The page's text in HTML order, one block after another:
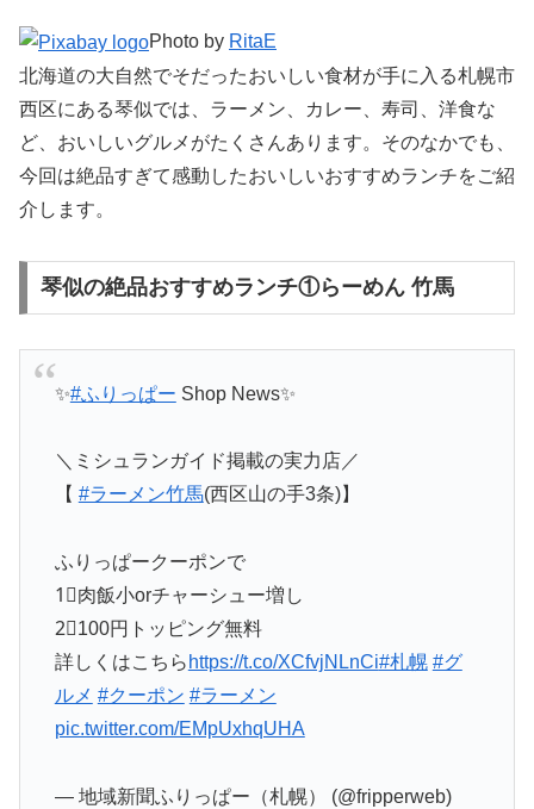
Photo by RitaE
北海道の大自然でそだったおいしい食材が手に入る札幌市
西区にある琴似では、ラーメン、カレー、寿司、洋食な
ど、おいしいグルメがたくさんあります。そのなかでも、
今回は絶品すぎて感動したおいしいおすすめランチをご紹
介します。
琴似の絶品おすすめランチ①らーめん 竹馬
✨#ふりっぱー Shop News✨
＼ミシュランガイド掲載の実力店／
【 #ラーメン竹馬(西区山の手3条)】
ふりっぱークーポンで
1⃣肉飯小orチャーシュー増し
2⃣100円トッピング無料
詳しくはこちら https://t.co/XCfvjNLnCi#札幌 #グ
ルメ #クーポン #ラーメン
pic.twitter.com/EMpUxhqUHA
— 地域新聞ふりっぱー（札幌） (@fripperweb)